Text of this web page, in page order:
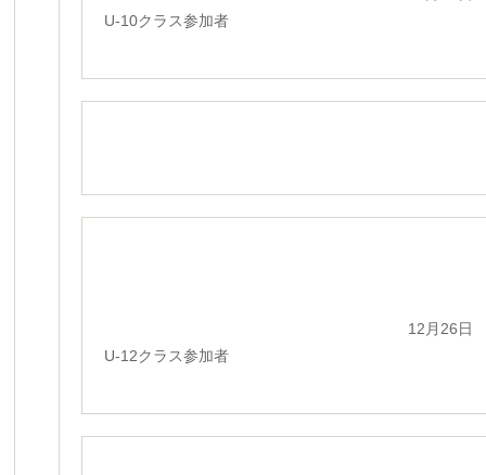
U-10クラス参加者
12月26日
U-12クラス参加者